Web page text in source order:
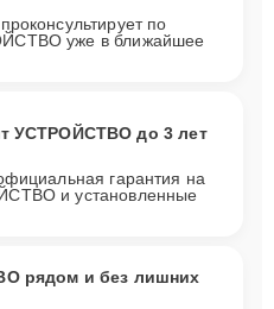
по
уже в ближайшее
УСТРОЙСТВО до 3 лет
гарантия на
и установленные
рядом и без лишних